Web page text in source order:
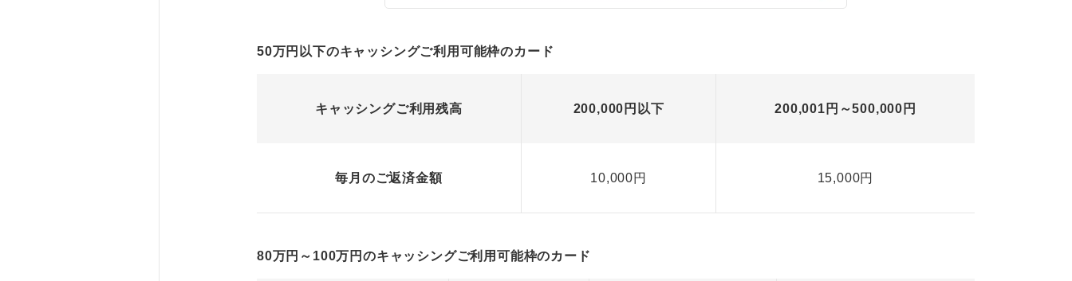
50万円以下のキャッシングご利用可能枠のカード
キャッシングご利用残高 200,000円以下 200,001円～500,000円
毎月のご返済金額 10,000円 15,000円
80万円～100万円のキャッシングご利用可能枠のカード